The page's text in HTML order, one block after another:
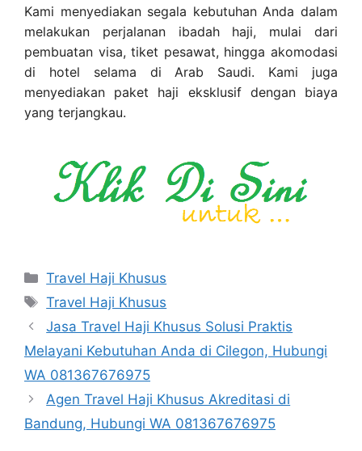
Kami menyediakan segala kebutuhan Anda dalam
melakukan perjalanan ibadah haji, mulai dari
pembuatan visa, tiket pesawat, hingga akomodasi
di hotel selama di Arab Saudi. Kami juga
menyediakan paket haji eksklusif dengan biaya
yang terjangkau.
Categories
Travel Haji Khusus
Tags
Travel Haji Khusus
Jasa Travel Haji Khusus Solusi Praktis
Melayani Kebutuhan Anda di Cilegon, Hubungi
WA 081367676975
Agen Travel Haji Khusus Akreditasi di
Bandung, Hubungi WA 081367676975